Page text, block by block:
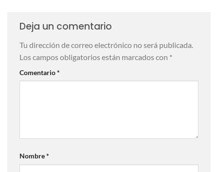
Deja un comentario
Tu dirección de correo electrónico no será publicada.
Los campos obligatorios están marcados con *
Comentario*
Nombre*